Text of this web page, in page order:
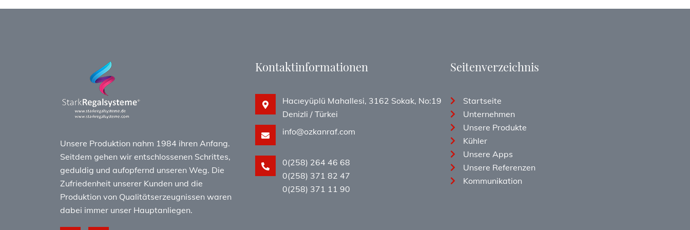
Unsere Produktion nahm 1984 ihren Anfang.
Seitdem gehen wir entschlossenen Schrittes,
geduldig und aufopfernd unseren Weg. Die
Zufriedenheit unserer Kunden und die
Produktion von Qualitätserzeugnissen waren
dabei immer unser Hauptanliegen.
Kontaktinformationen
Hacıeyüplü Mahallesi, 3162 Sokak, No:19
Denizli / Türkei
info@ozkanraf.com
0(258) 264 46 68
0(258) 371 82 47
0(258) 371 11 90
Seitenverzeichnis
Startseite
Unternehmen
Unsere Produkte
Kühler
Unsere Apps
Unsere Referenzen
Kommunikation